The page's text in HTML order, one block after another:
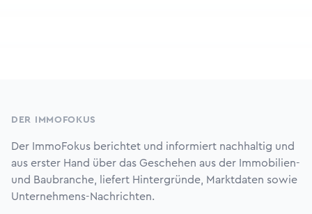
DER IMMOFOKUS
Der ImmoFokus berichtet und informiert nachhaltig und
aus erster Hand über das Geschehen aus der Immobilien-
und Baubranche, liefert Hintergründe, Marktdaten sowie
Unternehmens-Nachrichten.